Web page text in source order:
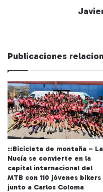
Publicaciones
::Bicicleta de montaña – La
Nucía se convierte en la
capital internacional del
MTB con 110 jóvenes bikers
junto a Carlos Coloma